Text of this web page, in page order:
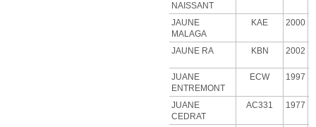
NAISSANT
JAUNE
MALAGA
KAE 2000
JAUNE RA KBN 2002
JUANE
ENTREMONT
ECW 1997
JUANE
CEDRAT
AC331 1977